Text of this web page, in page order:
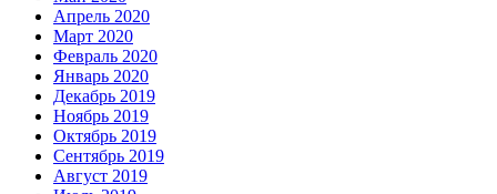
Апрель 2020
Март 2020
Февраль 2020
Январь 2020
Декабрь 2019
Ноябрь 2019
Октябрь 2019
Сентябрь 2019
Август 2019